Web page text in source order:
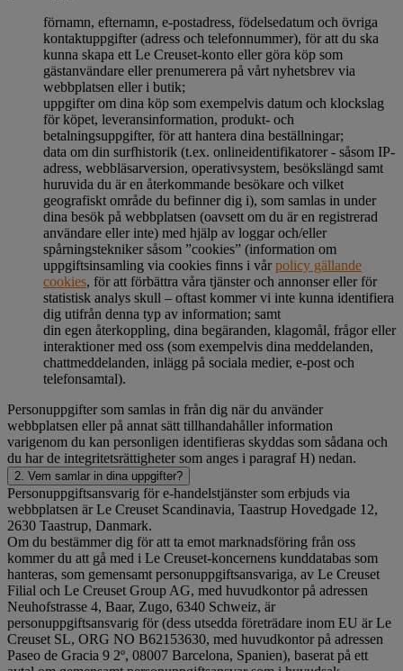
förnamn, efternamn, e-postadress, födelsedatum och övriga
kontaktuppgifter (adress och telefonnummer), för att du ska
kunna skapa ett Le Creuset-konto eller göra köp som
gästanvändare eller prenumerera på vårt nyhetsbrev via
webbplatsen eller i butik;
uppgifter om dina köp som exempelvis datum och klockslag
för köpet, leveransinformation, produkt- och
betalningsuppgifter, för att hantera dina beställningar;
data om din surfhistorik (t.ex. onlineidentifikatorer - såsom IP-
adress, webbläsarversion, operativsystem, besökslängd samt
huruvida du är en återkommande besökare och vilket
geografiskt område du befinner dig i), som samlas in under
dina besök på webbplatsen (oavsett om du är en registrerad
användare eller inte) med hjälp av loggar och/eller
spårningstekniker såsom ”cookies” (information om
uppgiftsinsamling via cookies finns i vårpolicy gällande
cookies, för att förbättra våra tjänster och annonser eller för
statistisk analys skull – oftast kommer vi inte kunna identifiera
dig utifrån denna typ av information; samt
din egen återkoppling, dina begäranden, klagomål, frågor eller
interaktioner med oss (som exempelvis dina meddelanden,
chattmeddelanden, inlägg på sociala medier, e-post och
telefonsamtal).
Personuppgifter som samlas in från dig när du använder
webbplatsen eller på annat sätt tillhandahåller information
varigenom du kan personligen identifieras skyddas som sådana och
du har de integritetsrättigheter som anges i paragraf H) nedan.
2. Vem samlar in dina uppgifter?
Personuppgiftsansvarig för e-handelstjänster som erbjuds via
webbplatsen är Le Creuset Scandinavia, Taastrup Hovedgade 12,
2630 Taastrup, Danmark.
Om du bestämmer dig för att ta emot marknadsföring från oss
kommer du att gå med i Le Creuset-koncernens kunddatabas som
hanteras, som gemensamt personuppgiftsansvariga, av Le Creuset
Filial och Le Creuset Group AG, med huvudkontor på adressen
Neuhofstrasse 4, Baar, Zugo, 6340 Schweiz, är
personuppgiftsansvarig för (dess utsedda företrädare inom EU är Le
Creuset SL, ORG NO B62153630, med huvudkontor på adressen
Paseo de Gracia 9 2º, 08007 Barcelona, Spanien), baserat på ett